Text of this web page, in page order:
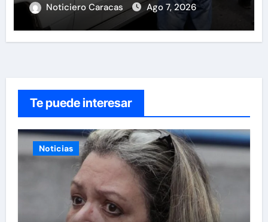
Noticiero Caracas Ago 7, 2026
Te puede interesar
Noticias